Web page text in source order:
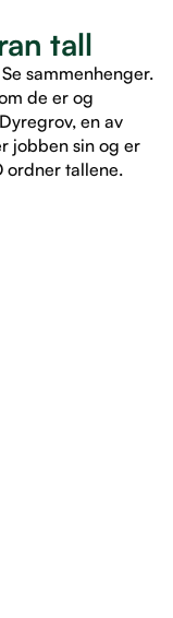
tall
sammenhenger.
de er og
en av
jobben sin og er
ordner tallene.